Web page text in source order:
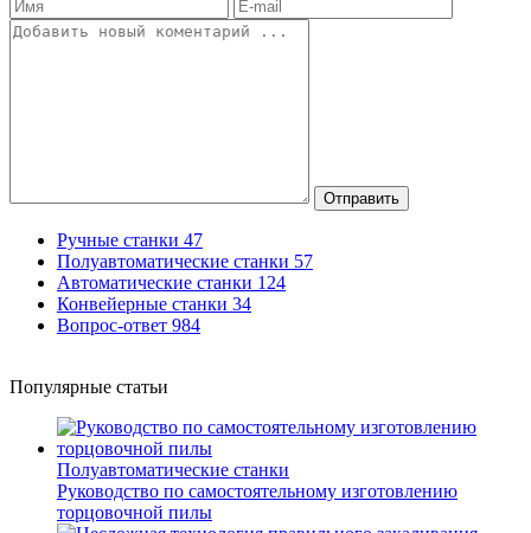
Отправить
Ручные станки 47
Полуавтоматические станки 57
Автоматические станки 124
Конвейерные станки 34
Вопрос-ответ 984
Популярные статьи
Полуавтоматические станки
Руководство по самостоятельному изготовлению
торцовочной пилы